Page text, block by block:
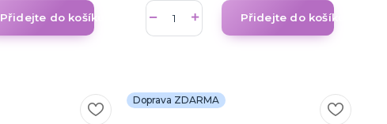
Přidejte do košíku Přidejte do košíku
Doprava ZDARMA